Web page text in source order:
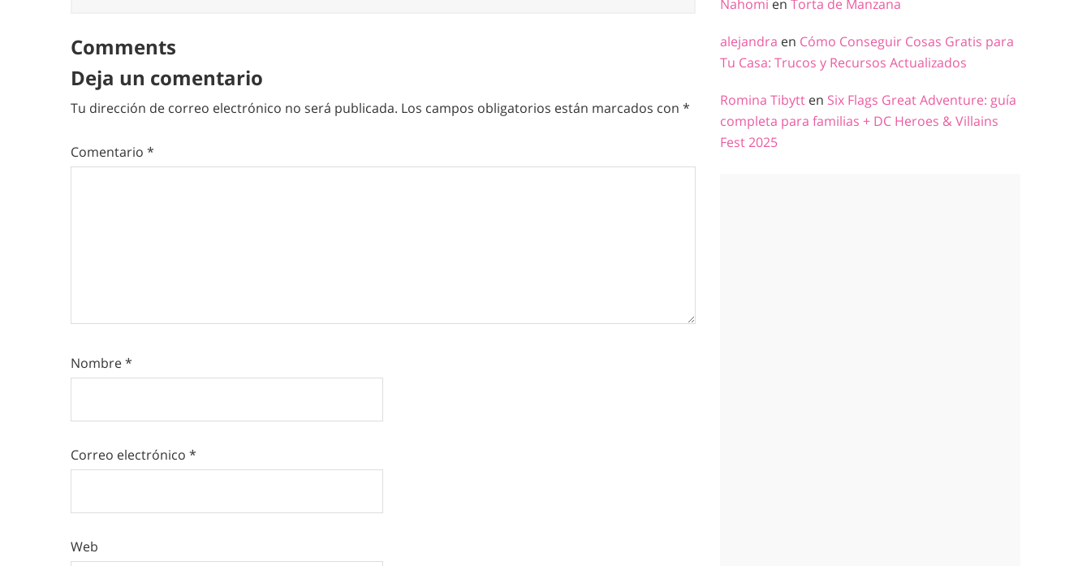
Comments
Deja un comentario
Tu dirección de correo electrónico no será publicada. Los campos obligatorios están marcados con *
Comentario *
Nombre*
Correo electrónico *
Web
Nahomi en Torta de Manzana
alejandra en Cómo Conseguir Cosas Gratis para
Tu Casa: Trucos y Recursos Actualizados
Romina Tibytt en Six Flags Great Adventure: guía
completa para familias + DC Heroes & Villains
Fest 2025